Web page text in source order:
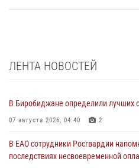
ЛЕНТА НОВОСТЕЙ
В Биробиджане определили лучших
07 августа 2026, 04:40 2
В ЕАО сотрудники Росгвардии
последствиях несвоевременной